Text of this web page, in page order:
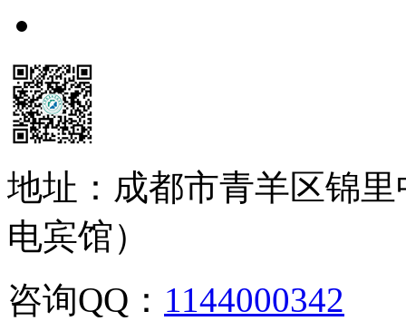
地址：成都市青羊区锦
电宾馆）
咨询QQ： 1144000342